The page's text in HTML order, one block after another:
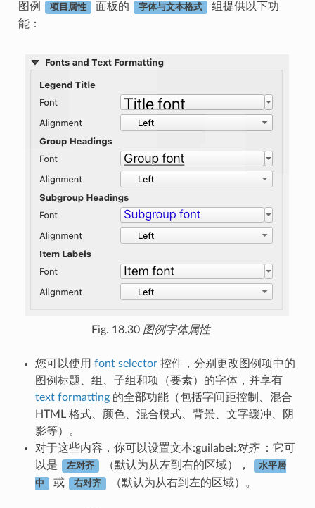
图例 项目属性 面板的 字体与文本格式
组提供以下功
能：
Fig. 18.30 图例字体属性
您可以使用 font selector控件，分别更改图例项中的
图例标题、组、子组和项（要素）的字体，并享有
text formatting的全部功能（包括字间距控制、混合
HTML 格式、颜色、混合模式、背景、文字缓冲、阴
影等）。
对于这些内容，你可以设置文本:guilabel:对齐：它可
以是
左对齐 （默认为从左到右的区域）， 水平居
中 或 右对齐 （默认为从右到左的区域）。